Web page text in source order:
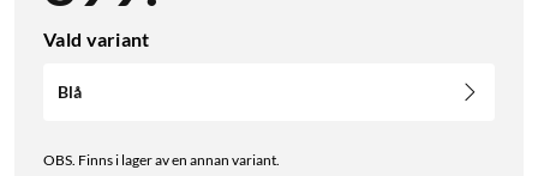
Vald variant
Blå
OBS. Finns i lager av en annan variant.